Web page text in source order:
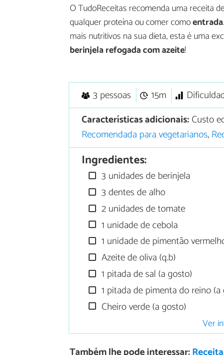
O TudoReceitas recomenda uma receita
qualquer proteína ou comer comoentrada
mais nutritivos na sua dieta, esta é uma
berinjela refogada com azeite!
3 pessoas 15m
Características adicionais:Custo
Recomendada para vegetarianos,
Ingredientes:
3 unidades de berinjela
3 dentes de alho
2 unidades de tomate
1 unidade de cebola
1 unidade de pimentão
Azeite de oliva (q.b)
1 pitada de sal (a gosto)
1 pitada de pimenta do reino (a
Cheiro verde (a gosto)
Ver